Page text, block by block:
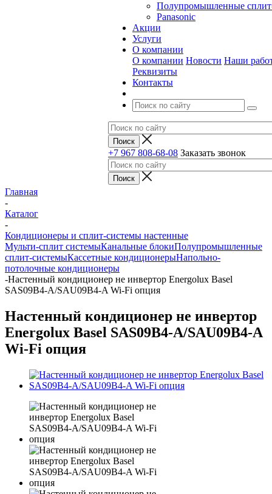
Полупромышленные
Panasonic
Акции
Услуги
О компании
О компании Новости Наши
Реквизиты
Контакты
+7 967 808-68-08 Заказать звонок
Главная
-
Каталог
-
Кондиционеры и сплит-системы настенные
Мульти-сплит системыКанальные блокиПолупромышленные
сплит-системыКассетные кондиционерыНапольно-
потолочные кондиционеры
-Настенный кондиционер не инвертор Energolux Basel
SAS09B4-A/SAU09B4-A Wi-Fi опция
Настенный кондиционер не инвертор
Energolux Basel SAS09B4-A/SAU09B4-A
Wi-Fi опция